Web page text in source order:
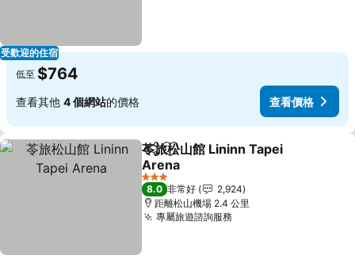
受歡迎的住宿
低至 $764
查看其他 4 個網站的價格 查看價格
分享 加入我的最愛
苓旅松山館 Lininn Tapei
Arena
查看價格
3 星級
8.0 非常好
2,924
距離松山機場 2.4 公里
專屬旅遊諮詢服務